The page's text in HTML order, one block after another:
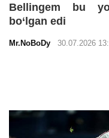
Bellingem bu
bo‘lgan edi
Mr.NoBoDy 30.07.2026